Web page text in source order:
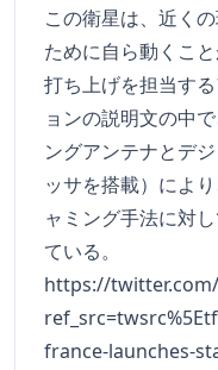
この衛星は、近く
ために自ら動くこと
打ち上げを担当す
ョンの説明文の中
ングアンテナとデ
ッサを搭載）によ
ャミング手法に対
ている。
https://twitter.com/
france-launches-